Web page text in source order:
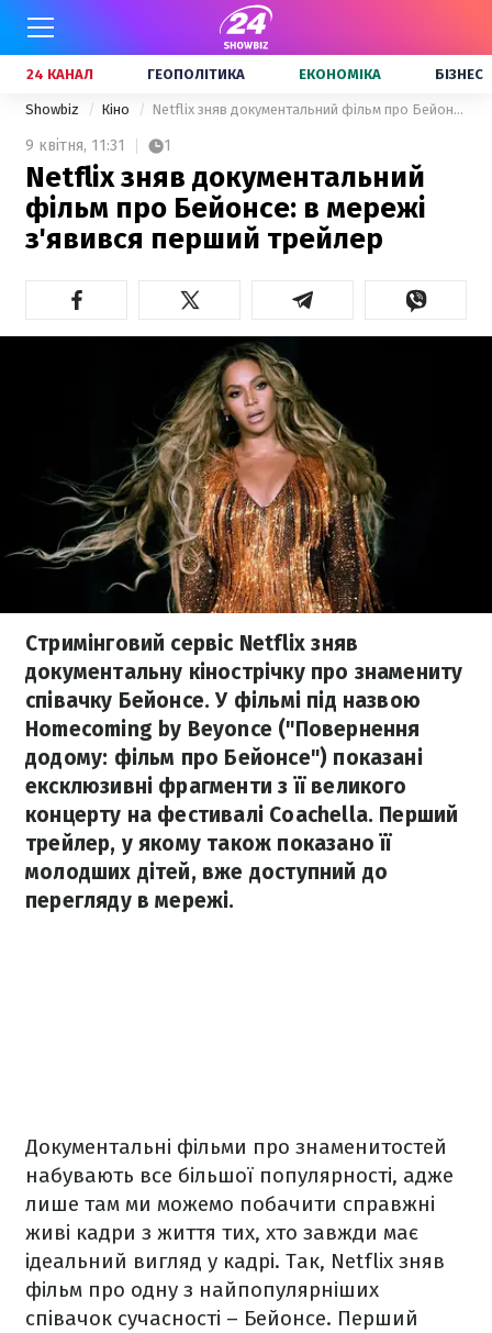
24 КАНАЛ ГЕОПОЛІТИКА ЕКОНОМІКА БІЗНЕС
Showbiz Кіно Netflix зняв документальний фільм про Бейонсе: в мережі з'явився перший трейлер
9 квітня, 11:31 1
Netflix зняв документальний
фільм про Бейонсе: в мережі
з'явився перший трейлер
Стримінговий сервіс Netflix зняв
документальну кінострічку про знамениту
співачку Бейонсе. У фільмі під назвою
Homecoming by Beyonce ("Повернення
додому: фільм про Бейонсе") показані
ексклюзивні фрагменти з її великого
концерту на фестивалі Coachella. Перший
трейлер, у якому також показано її
молодших дітей, вже доступний до
перегляду в мережі.
Документальні фільми про знаменитостей
набувають все більшої популярності, адже
лише там ми можемо побачити справжні
живі кадри з життя тих, хто завжди має
ідеальний вигляд у кадрі. Так, Netflix зняв
фільм про одну з найпопулярніших
співачок сучасності – Бейонсе. Перший